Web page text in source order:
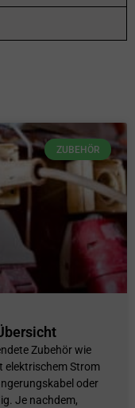
ZUBEHÖR
Zubehör wie
elektrischem Strom
oder
Je nachdem,